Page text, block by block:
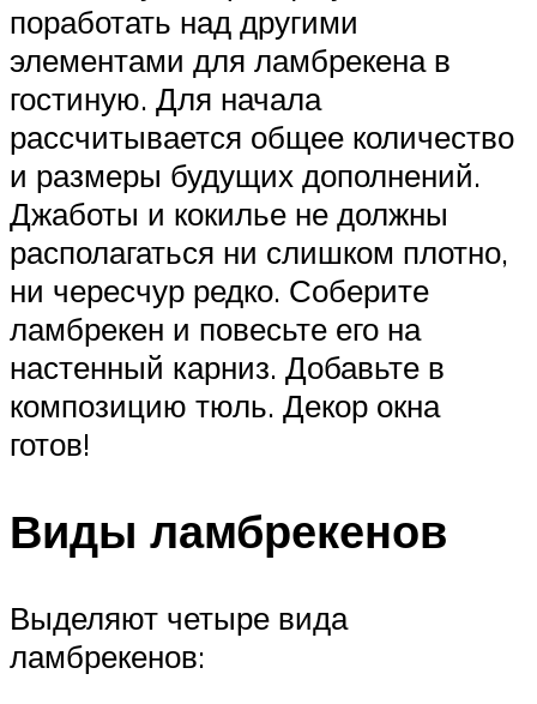
поработать над другими
элементами для ламбрекена в
гостиную. Для начала
рассчитывается общее количество
и размеры будущих дополнений.
Джаботы и кокилье не должны
располагаться ни слишком плотно,
ни чересчур редко. Соберите
ламбрекен и повесьте его на
настенный карниз. Добавьте в
композицию тюль. Декор окна
готов!
Виды ламбрекенов
Выделяют четыре вида
ламбрекенов: